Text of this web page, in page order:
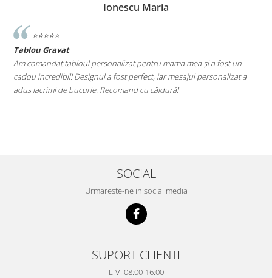
Ionescu Maria
⭐️⭐️⭐️⭐️⭐️
Tablou Gravat
Am comandat tabloul personalizat pentru mama mea și a fost un
cadou incredibil! Designul a fost perfect, iar mesajul personalizat a
adus lacrimi de bucurie. Recomand cu căldură!
SOCIAL
Urmareste-ne in social media
SUPORT CLIENTI
L-V: 08:00-16:00